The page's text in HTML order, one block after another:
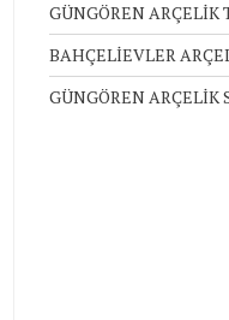
GÜNGÖREN ARÇELİK
BAHÇELİEVLER
GÜNGÖREN ARÇELİK